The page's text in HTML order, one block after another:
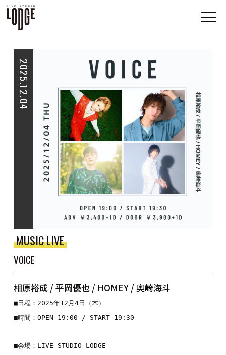
2025.12.04
MUSIC LIVE
VOICE
相原裕成 / 平岡優也 / HOMEY / 奥崎海斗
■日程：2025年12月4日（木）
■時間：OPEN 19:00 / START 19:30
■会場：LIVE STUDIO LODGE